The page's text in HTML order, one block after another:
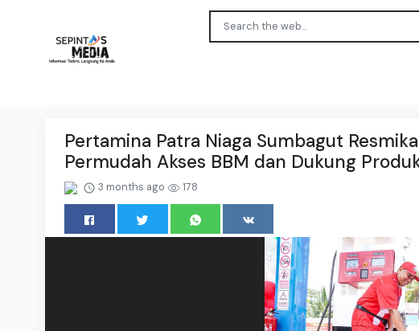
Pertamina Patra Niaga Sumbagut
Permudah Akses BBM dan Dukung
3 months ago 178